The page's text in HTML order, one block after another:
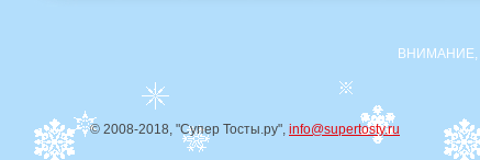
ВНИМАНИЕ,
© 2008-2018, "Супер Тосты.ру", info@supertosty.ru